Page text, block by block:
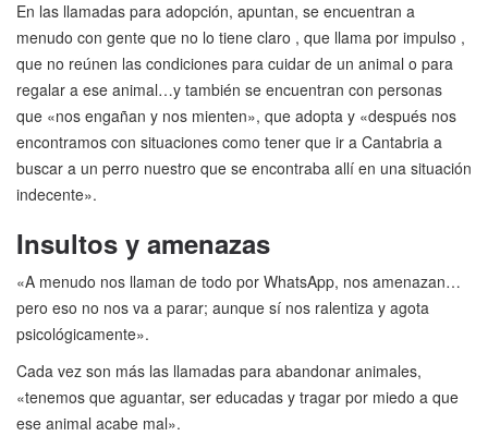
En las llamadas para adopción, apuntan, se encuentran a
menudo con gente que no lo tiene claro , que llama por impulso ,
que no reúnen las condiciones para cuidar de un animal o para
regalar a ese animal…y también se encuentran con personas
que «nos engañan y nos mienten», que adopta y «después nos
encontramos con situaciones como tener que ir a Cantabria a
buscar a un perro nuestro que se encontraba allí en una situación
indecente».
Insultos y amenazas
«A menudo nos llaman de todo por WhatsApp, nos amenazan…
pero eso no nos va a parar; aunque sí nos ralentiza y agota
psicológicamente».
Cada vez son más las llamadas para abandonar animales,
«tenemos que aguantar, ser educadas y tragar por miedo a que
ese animal acabe mal».